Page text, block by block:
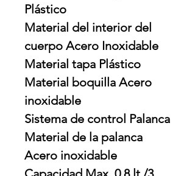
Plástico
Material del interior del
cuerpo Acero Inoxidable
Material tapa Plástico
Material boquilla Acero
inoxidable
Sistema de control Palanca
Material de la palanca
Acero inoxidable